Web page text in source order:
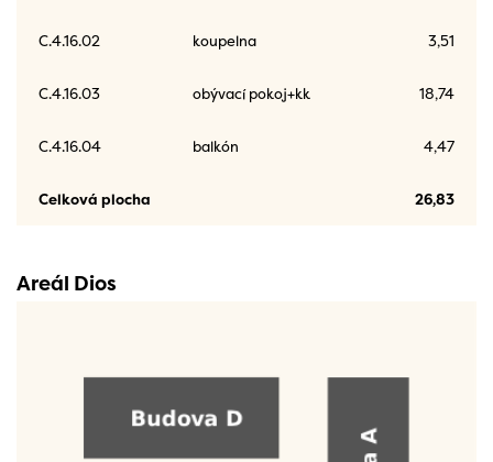
C.4.16.02 koupelna 3,51
C.4.16.03 obývací pokoj+kk 18,74
C.4.16.04 balkón 4,47
Celková plocha 26,83
Areál Dios